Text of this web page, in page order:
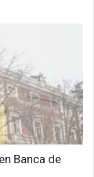
Banca de